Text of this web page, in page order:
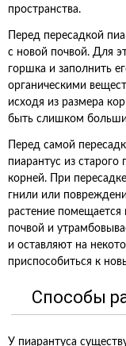
пространства.
Перед пересадкой
с новой почвой. Для
горшка и заполнить
органическими
исходя из размера
быть слишком
Перед самой
пиарантус из
корней. При
гнили или
растение
почвой и
и оставляют на
приспособиться к
Способы
У пиарантуса